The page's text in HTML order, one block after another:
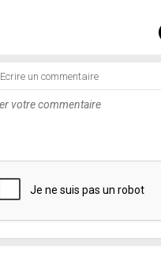
Ecrire un commentaire